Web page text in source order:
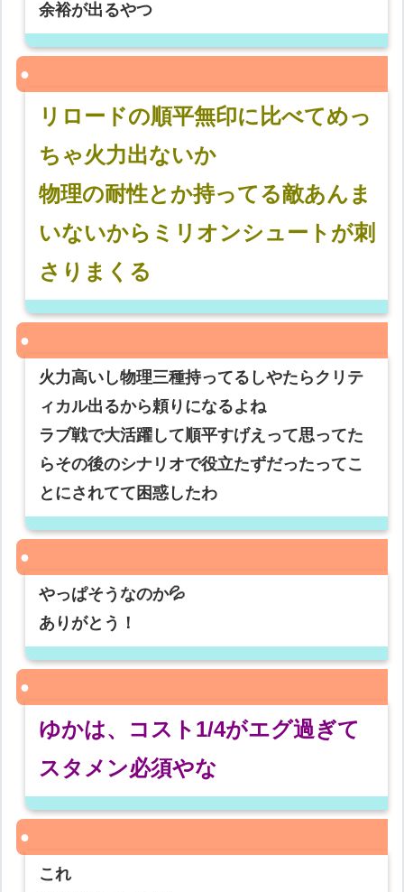
余裕が出るやつ
リロードの順平無印に比べてめっ
ちゃ火力出ないか
物理の耐性とか持ってる敵あんま
いないからミリオンシュートが刺
さりまくる
火力高いし物理三種持ってるしやたらクリテ
ィカル出るから頼りになるよね
ラブ戦で大活躍して順平すげえって思ってた
らその後のシナリオで役立たずだったってこ
とにされてて困惑したわ
やっぱそうなのか💦
ありがとう！
ゆかは、コスト1/4がエグ過ぎて
スタメン必須やな
これ